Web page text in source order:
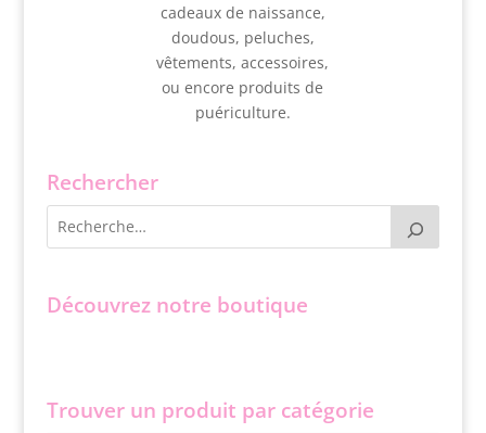
cadeaux de naissance,
doudous, peluches,
vêtements, accessoires,
ou encore produits de
puériculture.
Rechercher
Découvrez notre boutique
Trouver un produit par catégorie